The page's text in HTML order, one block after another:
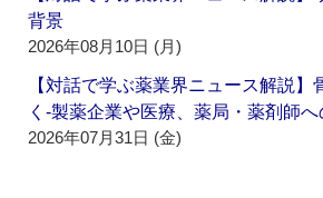
背景
2026年08月10日 (月)
【対話で学ぶ薬業界ニュース解説
く‐製薬企業や医療、薬局・薬剤師
2026年07月31日 (金)